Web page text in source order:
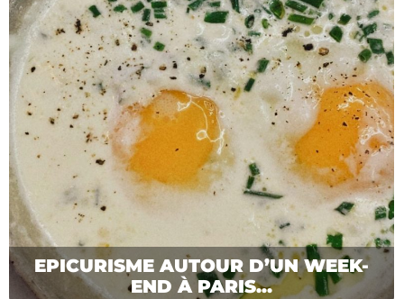
EPICURISME AUTOUR D’UN WEEK-
END À PARIS...